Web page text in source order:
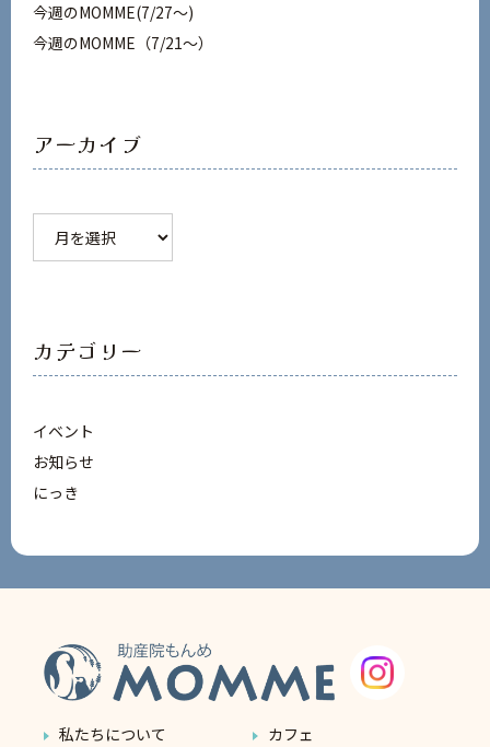
今週のMOMME(7/27〜)
今週のMOMME（7/21～）
アーカイブ
カテゴリー
イベント
お知らせ
にっき
私たちについて
カフェ